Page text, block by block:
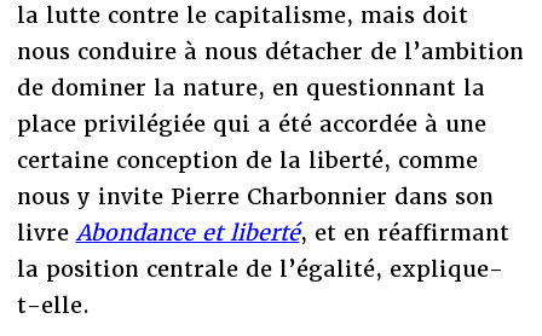
la lutte contre le capitalisme, mais doit
nous conduire à nous détacher de l’ambition
de dominer la nature, en questionnant la
place privilégiée qui a été accordée à une
certaine conception de la liberté, comme
nous y invite Pierre Charbonnier dans son
livreAbondance et liberté, et en réaffirmant
la position centrale de l’égalité, explique-
t-elle.